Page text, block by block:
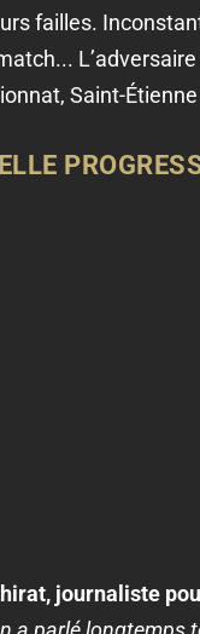
failles.
Saint-
journaliste